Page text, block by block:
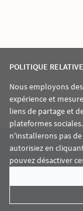
POLITIQUE
Nous employons
expérience et
liens de partage et
plateformes
n'installerons pas
autorisiez en
pouvez désactiver